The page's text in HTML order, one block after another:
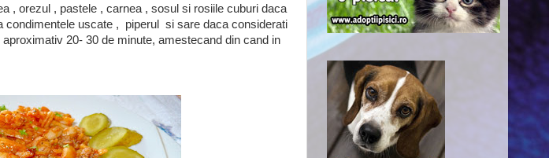
, orezul , pastele , carnea , sosul si rosiile cuburi daca
condimentele uscate , piperul si sare daca considerati
20- 30 de minute, amestecand din cand in